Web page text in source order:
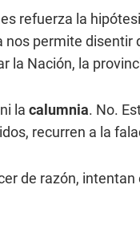
refuerza la
permite
la Nación, la
ni la calumnia. No.
recurren a la
de razón,